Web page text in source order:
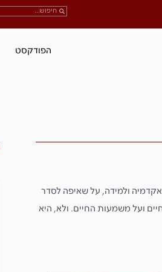
הפודקסט
ולמידה, על שאיפה לסדר
ועל משמעות החיים. ולא, היא